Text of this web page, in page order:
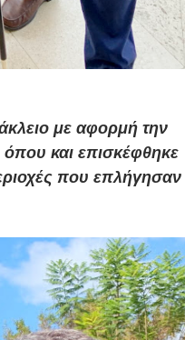
με αφορμή την
και επισκέφθηκε
που επλήγησαν